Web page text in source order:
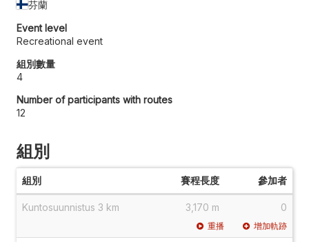
芬蘭
Event level
Recreational event
組別數量
4
Number of participants with routes
12
組別
組別 賽程長度 參加者
Kuntosuunnistus 3 km 3,170 m 0
重播 增加軌跡